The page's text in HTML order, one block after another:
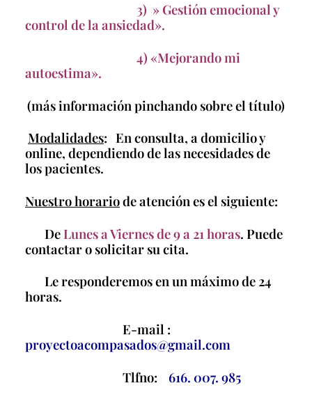
3) » Gestión emocional y
control de la ansiedad».
4) «Mejorando mi
autoestima».
(más información pinchando sobre el título)
Modalidades: En consulta, a domicilio y
online, dependiendo de las necesidades de
los pacientes.
Nuestro horariode atención es el siguiente:
De Lunes a Viernes de 9 a 21 horas. Puede
contactar o solicitar su cita.
Le responderemos en un máximo de 24
horas.
E-mail :
proyectoacompasados@gmail.com
Tlfno: 616. 007. 985